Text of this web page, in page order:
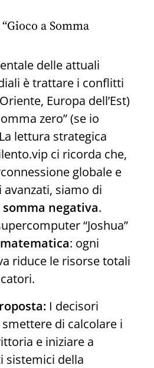
a Somma
delle attuali
è trattare i conflitti
Europa dell’Est)
zero” (se io
lettura strategica
ci ricorda che,
globale e
siamo di
somma negativa.
“Joshua”
matematica: ogni
riduce le risorse totali
I decisori
di calcolare i
e iniziare a
sistemici della